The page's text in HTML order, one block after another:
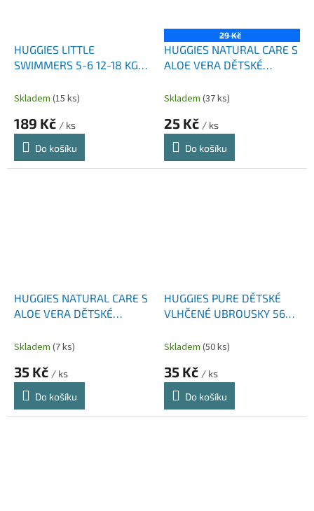
HUGGIES LITTLE
SWIMMERS 5-6 12-18 KG 11
Skladem (15 ks)
189 Kč / ks
Do košíku
29 Kč
HUGGIES NATURAL CARE S
ALOE VERA DĚTSKÉ
KS
Skladem (37 ks)
25 Kč / ks
Do košíku
HUGGIES NATURAL CARE S
ALOE VERA DĚTSKÉ
KS
Skladem (7 ks)
35 Kč / ks
Do košíku
HUGGIES PURE DĚTSKÉ
VLHČENÉ UBROUSKY 56
Skladem (50 ks)
35 Kč / ks
Do košíku